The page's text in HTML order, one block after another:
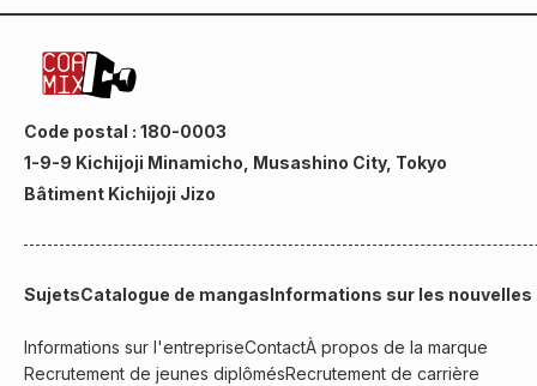
Code postal : 180-0003
1-9-9 Kichijoji Minamicho, Musashino City, Tokyo
Bâtiment Kichijoji Jizo
SujetsCatalogue de mangasInformations sur les
Informations sur l'entrepriseContactÀ propos de la marque
Recrutement de jeunes diplômésRecrutement de carrière